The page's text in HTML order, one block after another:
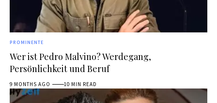
PROMINENTE
Wer ist Pedro Malvino? Werdegang,
Persönlichkeit und Beruf
9 MONTHS AGO 10 MIN READ